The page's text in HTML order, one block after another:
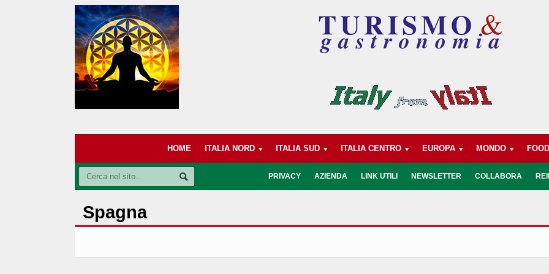
HOME ITALIA NORD ITALIA SUD ITALIA CENTRO EUROPA MONDO FOOD
PRIVACY AZIENDA LINK UTILI NEWSLETTER COLLABORA
Spagna